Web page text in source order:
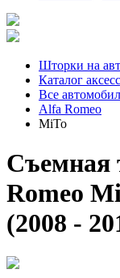
Шторки на
Каталог
Все
Alfa Romeo
MiTo
Съемная
Romeo
(2008 -